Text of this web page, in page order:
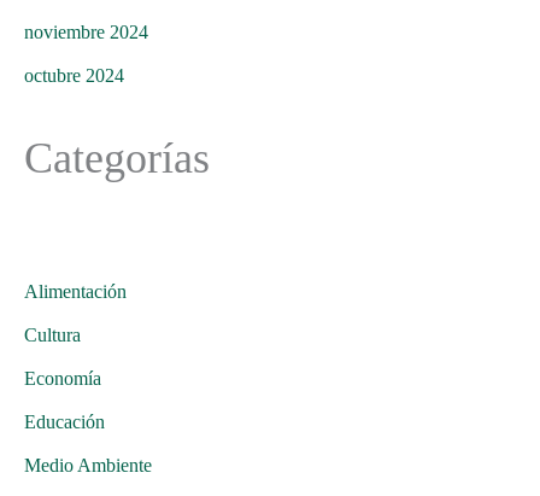
noviembre 2024
octubre 2024
Categorías
Alimentación
Cultura
Economía
Educación
Medio Ambiente